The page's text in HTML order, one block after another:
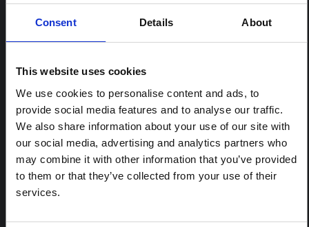
Consent Details About
This website uses cookies
We use cookies to personalise content and ads, to
provide social media features and to analyse our traffic.
We also share information about your use of our site with
our social media, advertising and analytics partners who
may combine it with other information that you’ve provided
to them or that they’ve collected from your use of their
services.
CONTENU ASSOCIÉ
Note contextuelle : Pratiques
funéraires en Ituri
Cette note est la deuxième produite par " le collectif
pour l'Ituri ", un réseau informel principalement animé
par des chercheurs en sciences sociales qui fournissent
l'épidémie d'Ebola à Bundibugyo dans l'Ituri, à l'est de
la RDC. Cette note développe les…
HAL Sciences ouvertes